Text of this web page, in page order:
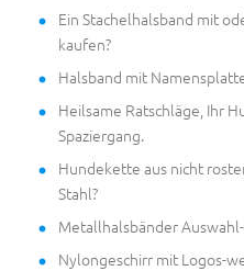
Ein Stachelhalsband mit
kaufen?
Halsband mit
Heilsame Ratschläge, Ihr
Spaziergang.
Hundekette aus nicht
Stahl?
Metallhalsbänder
Nylongeschirr mit Logos-